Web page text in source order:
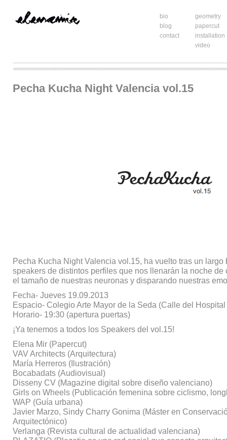
bio
geometry
blog
papercut
contact
installation
video
Pecha Kucha Night Valencia vol.15
Pecha Kucha Night Valencia vol.15, ha vuelto tras un largo
speakers de distintos perfiles que nos llenarán la noche de
el tamaño de nuestras neuronas y disparando nuestras
Fecha- Jueves 19.09.2013
Espacio- Colegio Arte Mayor de la Seda (Calle del Hospital
Horario- 19:30 (apertura puertas)
¡Ya tenemos a todos los Speakers del vol.15!
Elena Mir (Papercut)
VAV Architects (Arquitectura)
María Herreros (Ilustración)
Bocabadats (Audiovisual)
Disseny CV (Magazine digital sobre diseño valenciano)
Girls on Wheels (Publicación femenina sobre ciclismo,
WAP (Guía urbana)
Javier Marzo, Sindy Charry Gonima (Máster en
Arquitectónico)
Verlanga (Revista cultural de actualidad valenciana)